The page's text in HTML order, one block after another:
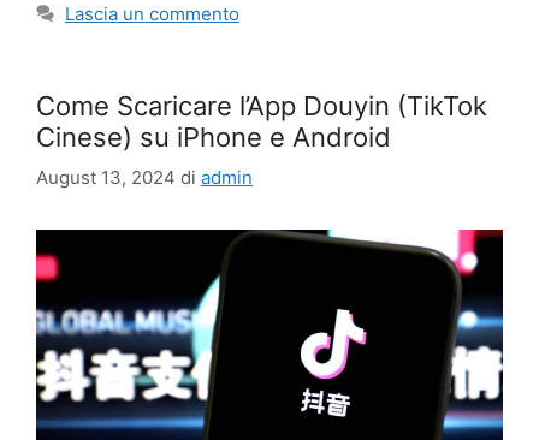
Lascia un commento
Come Scaricare l’App Douyin (TikTok
Cinese) su iPhone e Android
August 13, 2024 di admin